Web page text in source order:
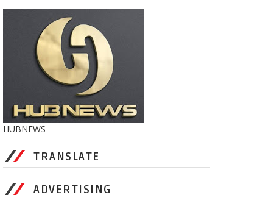
HUBNEWS
TRANSLATE
ADVERTISING